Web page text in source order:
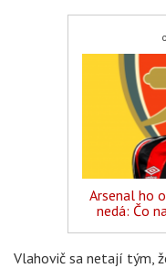
Arsenal ho
nedá: Čo
Vlahovič sa netají tým,